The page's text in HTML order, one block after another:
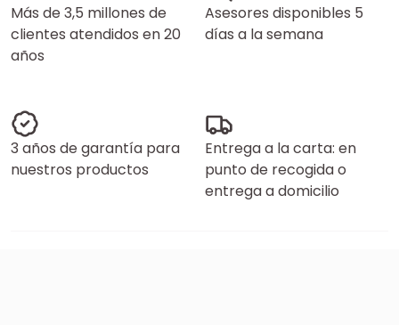
Más de 3,5 millones de
clientes atendidos en 20
años
Asesores disponibles 5
días a la semana
3 años de garantía para
nuestros productos
Entrega a la carta: en
punto de recogida o
entrega a domicilio